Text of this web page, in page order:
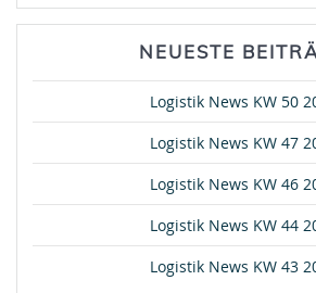
NEUESTE
Logistik News KW 50
Logistik News KW 47
Logistik News KW 46
Logistik News KW 44
Logistik News KW 43